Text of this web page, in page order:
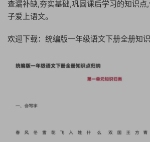
查漏补缺,夯实基础,巩固课后学习的知识
子爱上语文。
欢迎下载：统编版一年级语文下册全册知